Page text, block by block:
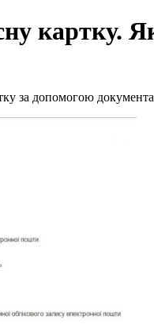
картку.
за допомогою